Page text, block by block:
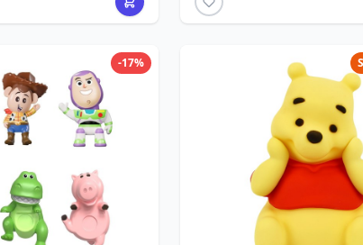
-17%